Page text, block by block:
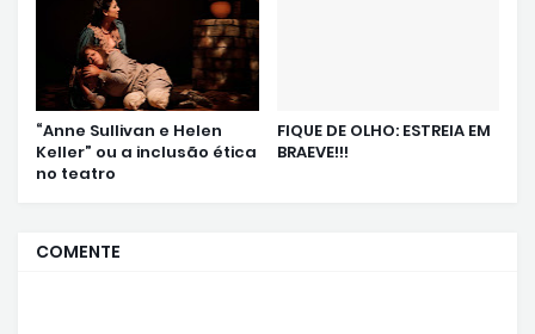
“Anne Sullivan e Helen
Keller” ou a inclusão ética
no teatro
FIQUE DE OLHO: ESTREIA EM
BRAEVE!!!
COMENTE